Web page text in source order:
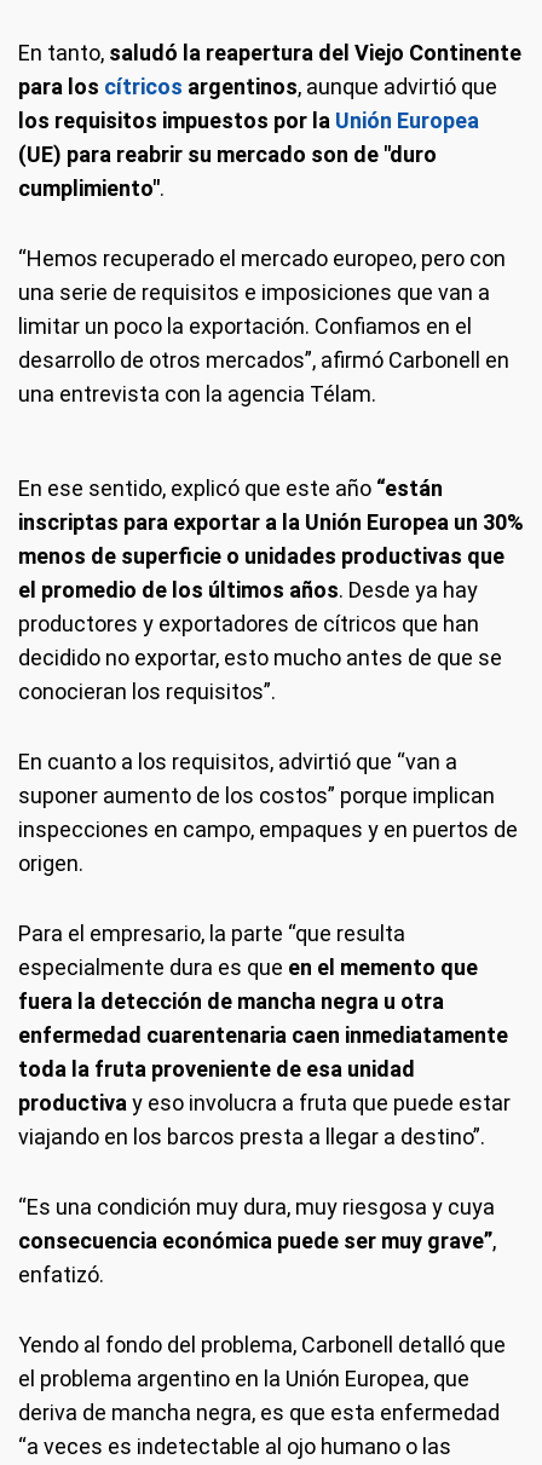
En tanto, saludó la reapertura del Viejo Continente
para los cítricos argentinos, aunque advirtió que
los requisitos impuestos por la Unión Europea
(UE) para reabrir su mercado son de "duro
cumplimiento".
“Hemos recuperado el mercado europeo, pero con
una serie de requisitos e imposiciones que van a
limitar un poco la exportación. Confiamos en el
desarrollo de otros mercados”, afirmó Carbonell en
una entrevista con la agencia Télam.
En ese sentido, explicó que este año “están
inscriptas para exportar a la Unión Europea un 30%
menos de superficie o unidades productivas que
el promedio de los últimos años. Desde ya hay
productores y exportadores de cítricos que han
decidido no exportar, esto mucho antes de que se
conocieran los requisitos”.
En cuanto a los requisitos, advirtió que “van a
suponer aumento de los costos” porque implican
inspecciones en campo, empaques y en puertos de
origen.
Para el empresario, la parte “que resulta
especialmente dura es que en el memento que
fuera la detección de mancha negra u otra
enfermedad cuarentenaria caen inmediatamente
toda la fruta proveniente de esa unidad
productivay eso involucra a fruta que puede estar
viajando en los barcos presta a llegar a destino”.
“Es una condición muy dura, muy riesgosa y cuya
consecuencia económica puede ser muy grave”,
enfatizó.
Yendo al fondo del problema, Carbonell detalló que
el problema argentino en la Unión Europea, que
deriva de mancha negra, es que esta enfermedad
“a veces es indetectable al ojo humano o las